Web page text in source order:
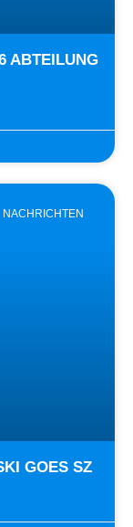
ABTEILUNG
NACHRICHTEN
GOES SZ